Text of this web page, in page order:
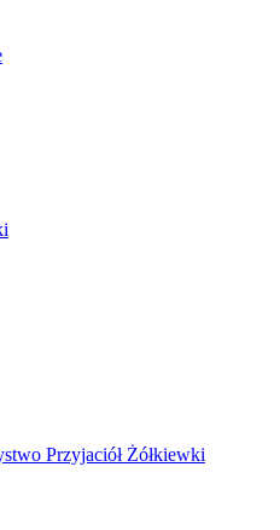
Przyjaciół Żółkiewki